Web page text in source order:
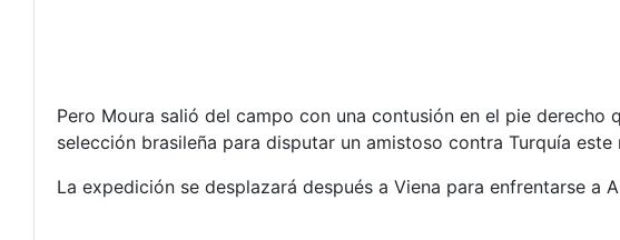
Pero Moura salió del campo con una contusión en el pie
selección brasileña para disputar un amistoso contra Turquía
La expedición se desplazará después a Viena para enfrentarse a